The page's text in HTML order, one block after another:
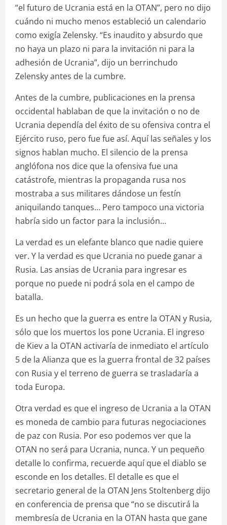
“el futuro de Ucrania está en la OTAN”, pero no dijo
cuándo ni mucho menos estableció un calendario
como exigía Zelensky. “Es inaudito y absurdo que
no haya un plazo ni para la invitación ni para la
adhesión de Ucrania”, dijo un berrinchudo
Zelensky antes de la cumbre.
Antes de la cumbre, publicaciones en la prensa
occidental hablaban de que la invitación o no de
Ucrania dependía del éxito de su ofensiva contra el
Ejército ruso, pero fue fue así. Aquí las señales y los
signos hablan mucho. El silencio de la prensa
anglófona nos dice que la ofensiva fue una
catástrofe, mientras la propaganda rusa nos
mostraba a sus militares dándose un festín
aniquilando tanques… Pero tampoco una victoria
habría sido un factor para la inclusión…
La verdad es un elefante blanco que nadie quiere
ver. Y la verdad es que Ucrania no puede ganar a
Rusia. Las ansias de Ucrania para ingresar es
porque no puede ni podrá sola en el campo de
batalla.
Es un hecho que la guerra es entre la OTAN y Rusia,
sólo que los muertos los pone Ucrania. El ingreso
de Kiev a la OTAN activaría de inmediato el artículo
5 de la Alianza que es la guerra frontal de 32 países
con Rusia y el terreno de guerra se trasladaría a
toda Europa.
Otra verdad es que el ingreso de Ucrania a la OTAN
es moneda de cambio para futuras negociaciones
de paz con Rusia. Por eso podemos ver que la
OTAN no será para Ucrania, nunca. Y un pequeño
detalle lo confirma, recuerde aquí que el diablo se
esconde en los detalles. El detalle es que el
secretario general de la OTAN Jens Stoltenberg dijo
en conferencia de prensa que “no se discutirá la
membresía de Ucrania en la OTAN hasta que gane